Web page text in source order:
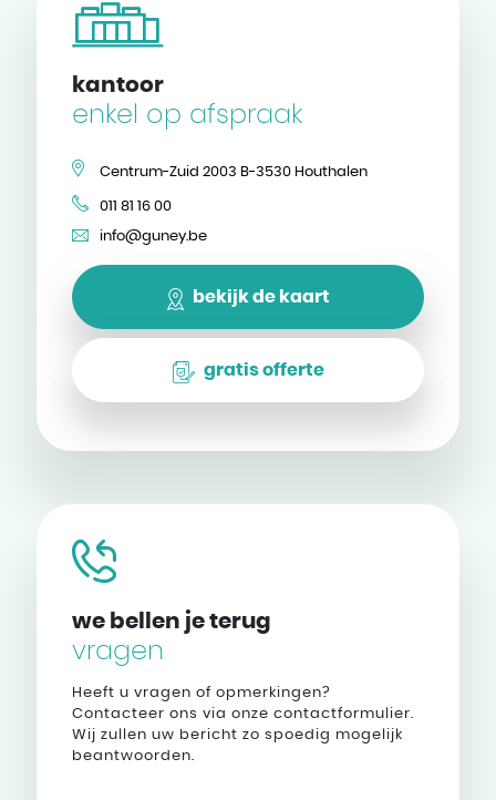
kantoor
enkel op afspraak
Centrum-Zuid 2003 B-3530 Houthalen
011 81 16 00
info@guney.be
bekijk de kaart
gratis offerte
we bellen je terug
vragen
Heeft u vragen of opmerkingen?
Contacteer ons via onze contactformulier.
Wij zullen uw bericht zo spoedig mogelijk
beantwoorden.